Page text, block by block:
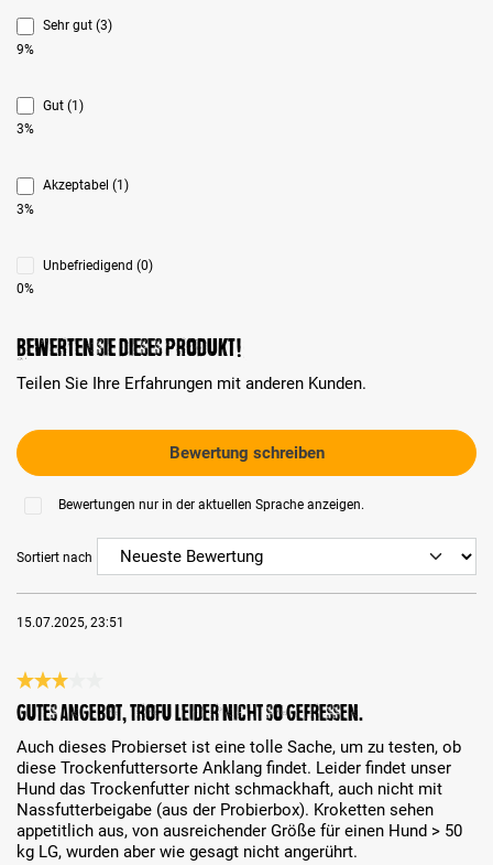
Sehr gut (3)
9%
Gut (1)
3%
Akzeptabel (1)
3%
Unbefriedigend (0)
0%
Bewerten Sie dieses Produkt!
Teilen Sie Ihre Erfahrungen mit anderen Kunden.
Bewertung schreiben
Bewertungen nur in der aktuellen Sprache anzeigen.
Sortiert nach
15.07.2025, 23:51
Bewertung mit 3 von 5 Sternen
Gutes Angebot, TroFu leider nicht so gefressen.
Auch dieses Probierset ist eine tolle Sache, um zu testen, ob
diese Trockenfuttersorte Anklang findet. Leider findet unser
Hund das Trockenfutter nicht schmackhaft, auch nicht mit
Nassfutterbeigabe (aus der Probierbox). Kroketten sehen
appetitlich aus, von ausreichender Größe für einen Hund > 50
kg LG, wurden aber wie gesagt nicht angerührt.